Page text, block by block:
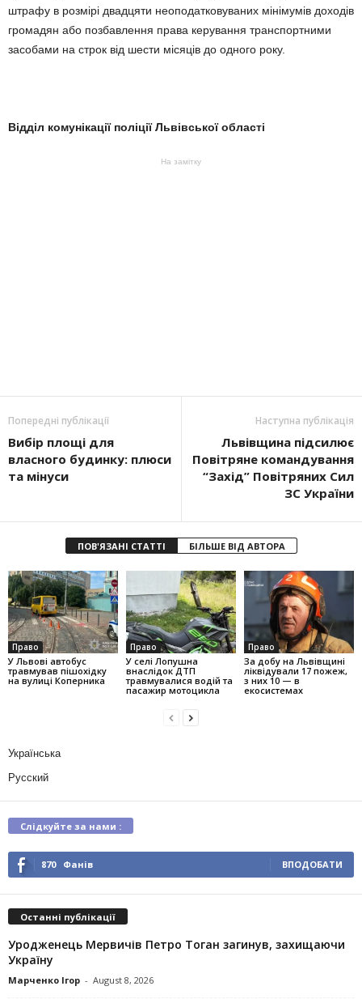
штрафу в розмірі двадцяти неоподатковуваних мінімумів доходів
громадян або позбавлення права керування транспортними
засобами на строк від шести місяців до одного року.
Відділ комунікації поліції Львівської області
На замітку
Попередні публікації
Вибір площі для
власного будинку: плюси
та мінуси
Наступна публікація
Львівщина підсилює
Повітряне командування
“Захід” Повітряних Сил
ЗС України
ПОВ'ЯЗАНІ СТАТТІ БІЛЬШЕ ВІД АВТОРА
Право
У Львові автобус
травмував пішохідку
на вулиці Коперника
Право
У селі Лопушна
внаслідок ДТП
травмувалися водій та
пасажир мотоцикла
Право
За добу на Львівщині
ліквідували 17 пожеж,
з них 10 — в
екосистемах
Українська
Русский
Слідкуйте за нами :
870 Фанів ВПОДОБАТИ
Останні публікації
Уродженець Мервичів Петро Тоган загинув, захищаючи
Україну
Марченко Ігор - August 8, 2026